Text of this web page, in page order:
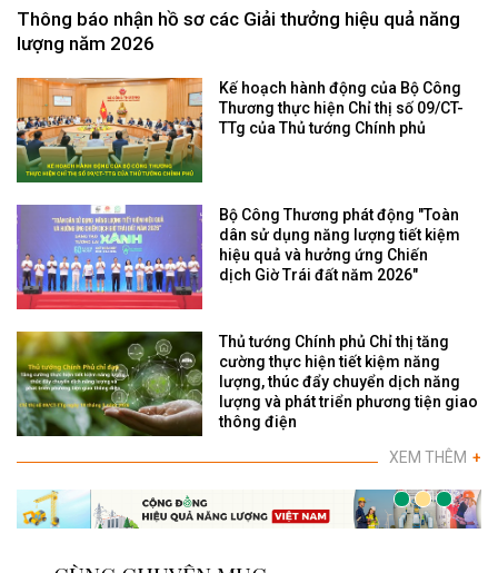
Thông báo nhận hồ sơ các Giải thưởng hiệu quả năng
lượng năm 2026
Kế hoạch hành động của Bộ Công
Thương thực hiện Chỉ thị số 09/CT-
TTg của Thủ tướng Chính phủ
Bộ Công Thương phát động "Toàn
dân sử dụng năng lượng tiết kiệm
hiệu quả và hưởng ứng Chiến
dịch Giờ Trái đất năm 2026"
Thủ tướng Chính phủ Chỉ thị tăng
cường thực hiện tiết kiệm năng
lượng, thúc đẩy chuyển dịch năng
lượng và phát triển phương tiện giao
thông điện
XEM THÊM +